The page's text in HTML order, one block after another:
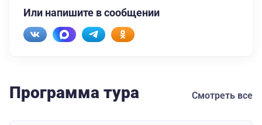
Или напишите в сообщении
Программа тура Смотреть все